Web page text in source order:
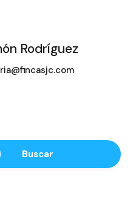
Rodríguez
Buscar